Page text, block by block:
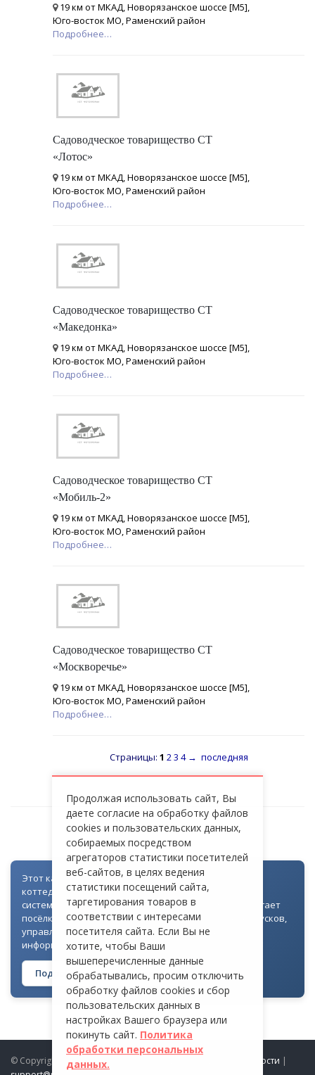
19 км от МКАД, Новорязанское шоссе [М5],
Юго-восток МО, Раменский район
Подробнее…
Садоводческое товарищество СТ
«Лотос»
19 км от МКАД, Новорязанское шоссе [М5],
Юго-восток МО, Раменский район
Подробнее…
Садоводческое товарищество СТ
«Македонка»
19 км от МКАД, Новорязанское шоссе [М5],
Юго-восток МО, Раменский район
Подробнее…
Садоводческое товарищество СТ
«Мобиль-2»
19 км от МКАД, Новорязанское шоссе [М5],
Юго-восток МО, Раменский район
Подробнее…
Садоводческое товарищество СТ
«Москворечье»
19 км от МКАД, Новорязанское шоссе [М5],
Юго-восток МО, Раменский район
Подробнее…
Страницы: 1 23 4 → последняя
НОВОРЯЗАНСКОЕ ШОССЕ [М5]
Этот каталог создан как часть цифровой экосистемы
коттеджных посёлков: для всех объектов доступна
система контроля доступа через Telegram. Она помогает
посёлкам автоматизировать выдачу гостевых пропусков,
управлять доступом на территорию и оперативно
информировать жителей
Подробнее о технологии →
© Copyright 2026 ProDomiki.ru | Политика конфиденциальности |
Продолжая использовать сайт, Вы
даете согласие на обработку файлов
cookies и пользовательских данных,
собираемых посредством
агрегаторов статистики посетителей
веб-сайтов, в целях ведения
статистики посещений сайта,
таргетирования товаров в
соответствии с интересами
посетителя сайта. Если Вы не
хотите, чтобы Ваши
вышеперечисленные данные
обрабатывались, просим отключить
обработку файлов cookies и сбор
пользовательских данных в
настройках Вашего браузера или
покинуть сайт. Политика
обработки персональных
данных.